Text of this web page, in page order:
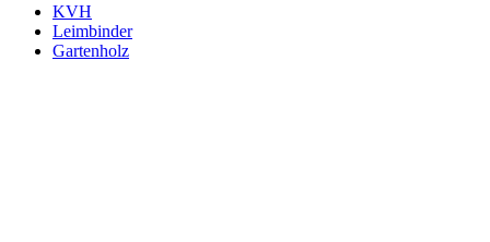
KVH
Leimbinder
Gartenholz